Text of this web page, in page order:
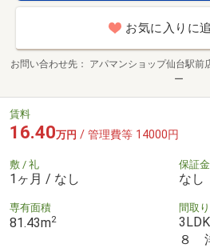
お気に入りに
お問い合わせ先
アパマンショップ仙台駅
ー
賃料
16.40万円 / 管理費等 14000円
敷 / 礼
1ヶ月 / なし
保証金
なし
専有面積
81.43m2
間取り
８